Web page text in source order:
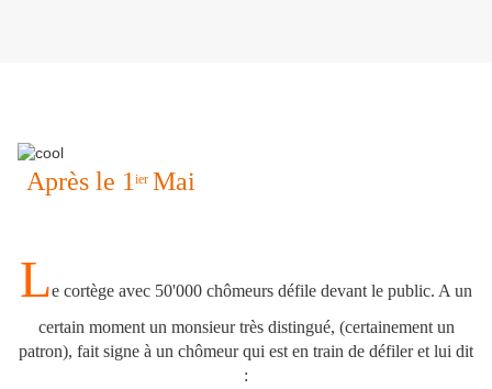
Après le 1 ier Mai
Le cortège avec 50'000 chômeurs défile devant le public. A un
certain moment un monsieur très distingué, (certainement un
patron), fait signe à un chômeur qui est en train de défiler et lui dit
: